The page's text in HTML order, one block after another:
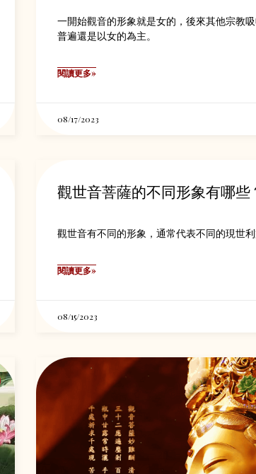
一開始觀音的形象就是女的，後來其他宗教
普遍還是以女的為主。
閱讀更多»
08/17/2023
觀世音菩薩的不同形象有哪些
觀世音有不同的形象，通常代表不同的現世
閱讀更多»
08/15/2023